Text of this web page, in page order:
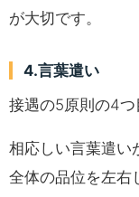
が大切です。
4.言葉遣い
接遇の5原則の4つ
相応しい言葉遣い
全体の品位を左右